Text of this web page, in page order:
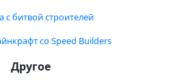
с битвой строителей
со Speed Builders
Другое